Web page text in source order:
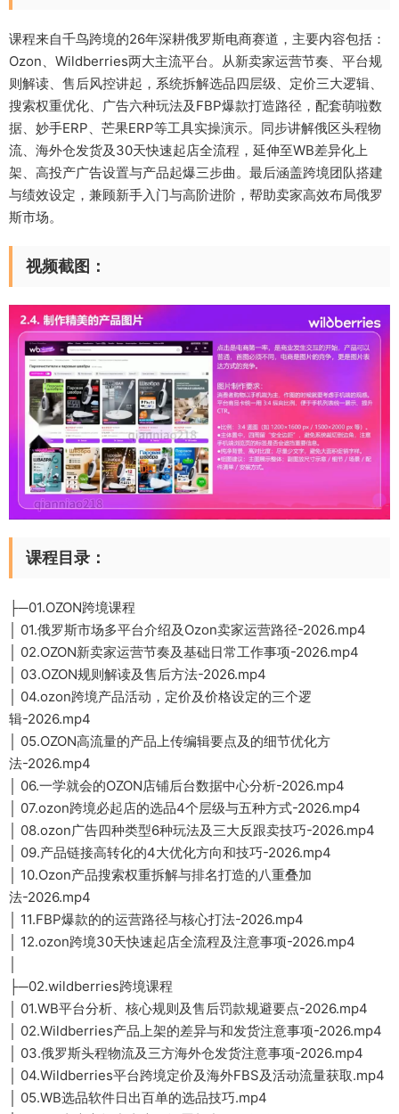
课程来自千鸟跨境的26年深耕俄罗斯电商赛道，主要内容包括：
Ozon、Wildberries两大主流平台。从新卖家运营节奏、平台规
则解读、售后风控讲起，系统拆解选品四层级、定价三大逻辑、
搜索权重优化、广告六种玩法及FBP爆款打造路径，配套萌啦数
据、妙手ERP、芒果ERP等工具实操演示。同步讲解俄区头程物
流、海外仓发货及30天快速起店全流程，延伸至WB差异化上
架、高投产广告设置与产品起爆三步曲。最后涵盖跨境团队搭建
与绩效设定，兼顾新手入门与高阶进阶，帮助卖家高效布局俄罗
斯市场。
视频截图：
课程目录：
├─01.OZON跨境课程
│ 01.俄罗斯市场多平台介绍及Ozon卖家运营路径-2026.mp4
│ 02.OZON新卖家运营节奏及基础日常工作事项-2026.mp4
│ 03.OZON规则解读及售后方法-2026.mp4
│ 04.ozon跨境产品活动，定价及价格设定的三个逻
辑-2026.mp4
│ 05.OZON高流量的产品上传编辑要点及的细节优化方
法-2026.mp4
│ 06.一学就会的OZON店铺后台数据中心分析-2026.mp4
│ 07.ozon跨境必起店的选品4个层级与五种方式-2026.mp4
│ 08.ozon广告四种类型6种玩法及三大反跟卖技巧-2026.mp4
│ 09.产品链接高转化的4大优化方向和技巧-2026.mp4
│ 10.Ozon产品搜索权重拆解与排名打造的八重叠加
法-2026.mp4
│ 11.FBP爆款的的运营路径与核心打法-2026.mp4
│ 12.ozon跨境30天快速起店全流程及注意事项-2026.mp4
├─02.wildberries跨境课程
│ 01.WB平台分析、核心规则及售后罚款规避要点-2026.mp4
│ 02.Wildberries产品上架的差异与和发货注意事项-2026.mp4
│ 03.俄罗斯头程物流及三方海外仓发货注意事项-2026.mp4
│ 04.Wildberries平台跨境定价及海外FBS及活动流量获取.mp4
│ 05.WB选品软件日出百单的选品技巧.mp4